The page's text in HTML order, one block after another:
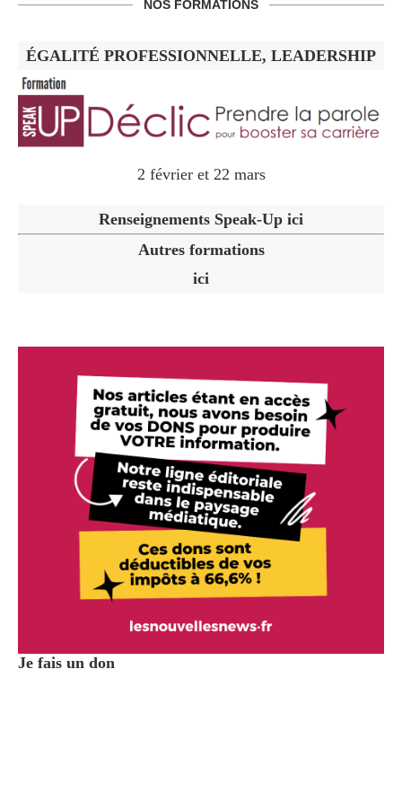
NOS FORMATIONS
ÉGALITÉ PROFESSIONNELLE, LEADERSHIP
2 février et 22 mars
Renseignements Speak-Up ici
Autres formations
ici
Je fais un don